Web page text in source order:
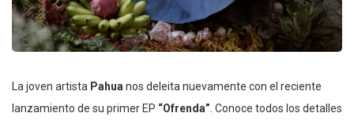
La joven artista Pahua nos deleita nuevamente con el reciente
lanzamiento de su primer EP “Ofrenda” . Conoce todos los detalles